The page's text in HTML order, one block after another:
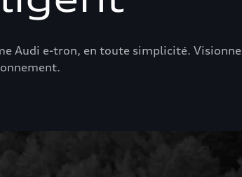
Audi e-tron, en toute simplicité.